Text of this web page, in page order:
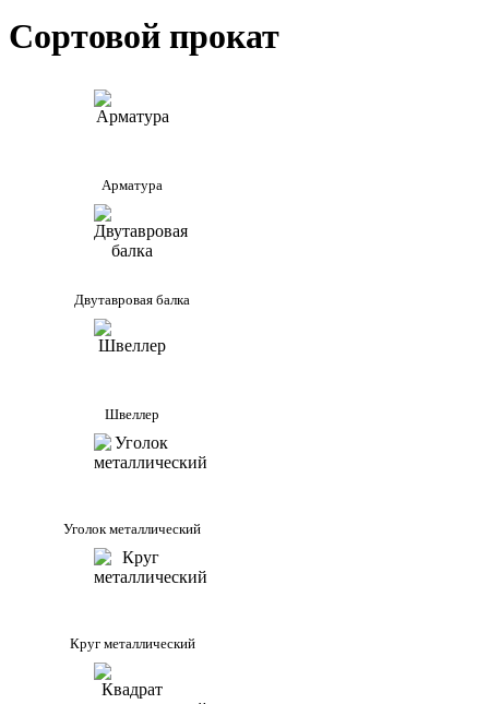
Сортовой прокат
Арматура
Двутавровая балка
Швеллер
Уголок металлический
Круг металлический